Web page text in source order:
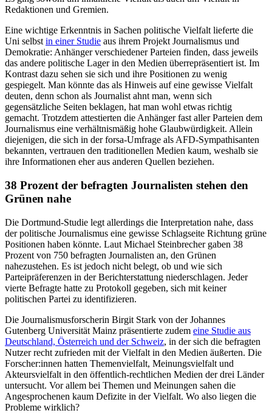
Redaktionen und Gremien.
Eine wichtige Erkenntnis in Sachen politische Vielfalt lieferte die
Uni selbst in einer Studie aus ihrem Projekt Journalismus und
Demokratie: Anhänger verschiedener Parteien finden, dass jeweils
das andere politische Lager in den Medien überrepräsentiert ist. Im
Kontrast dazu sehen sie sich und ihre Positionen zu wenig
gespiegelt. Man könnte das als Hinweis auf eine gewisse Vielfalt
deuten, denn schon als Journalist ahnt man, wenn sich
gegensätzliche Seiten beklagen, hat man wohl etwas richtig
gemacht. Trotzdem attestierten die Anhänger fast aller Parteien dem
Journalismus eine verhältnismäßig hohe Glaubwürdigkeit. Allein
diejenigen, die sich in der forsa-Umfrage als AFD-Sympathisanten
bekannten, vertrauen den traditionellen Medien kaum, weshalb sie
ihre Informationen eher aus anderen Quellen beziehen.
38 Prozent der befragten Journalisten stehen den
Grünen nahe
Die Dortmund-Studie legt allerdings die Interpretation nahe, dass
der politische Journalismus eine gewisse Schlagseite Richtung grüne
Positionen haben könnte. Laut Michael Steinbrecher gaben 38
Prozent von 750 befragten Journalisten an, den Grünen
nahezustehen. Es ist jedoch nicht belegt, ob und wie sich
Parteipräferenzen in der Berichterstattung niederschlagen. Jeder
vierte Befragte hatte zu Protokoll gegeben, sich mit keiner
politischen Partei zu identifizieren.
Die Journalismusforscherin Birgit Stark von der Johannes
Gutenberg Universität Mainz präsentierte zudem eine Studie aus
Deutschland, Österreich und der Schweiz, in der sich die befragten
Nutzer recht zufrieden mit der Vielfalt in den Medien äußerten. Die
Forscher:innen hatten Themenvielfalt, Meinungsvielfalt und
Akteursvielfalt in den öffentlich-rechtlichen Medien der drei Länder
untersucht. Vor allem bei Themen und Meinungen sahen die
Angesprochenen kaum Defizite in der Vielfalt. Wo also liegen die
Probleme wirklich?